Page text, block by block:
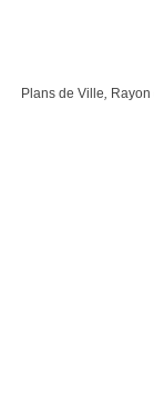
Plans de Ville, Rayon